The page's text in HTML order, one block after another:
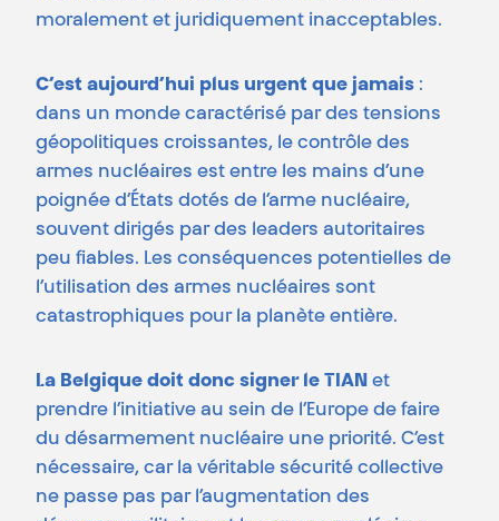
moralement et juridiquement inacceptables.
C’est aujourd’hui plus urgent que jamais :
dans un monde caractérisé par des tensions
géopolitiques croissantes, le contrôle des
armes nucléaires est entre les mains d’une
poignée d’États dotés de l’arme nucléaire,
souvent dirigés par des leaders autoritaires
peu fiables. Les conséquences potentielles de
l’utilisation des armes nucléaires sont
catastrophiques pour la planète entière.
La Belgique doit donc signer le TIAN et
prendre l’initiative au sein de l’Europe de faire
du désarmement nucléaire une priorité. C’est
nécessaire, car la véritable sécurité collective
ne passe pas par l’augmentation des